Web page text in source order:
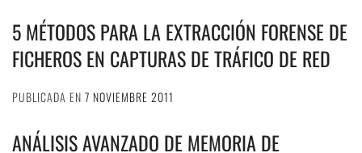
5 MÉTODOS PARA LA EXTRACCIÓN FORENSE DE
FICHEROS EN CAPTURAS DE TRÁFICO DE RED
PUBLICADA EN 7 NOVIEMBRE 2011
ANÁLISIS AVANZADO DE MEMORIA DE